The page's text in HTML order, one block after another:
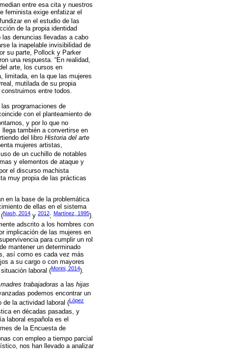
entre esa cita y nuestros
feminista exige enfatizar el
en el estudio de las
de la propia identidad
denuncias llevadas a cabo
la inapelable invisibilidad de
su parte, Pollock y Parker
una respuesta. “En realidad,
arte, los cursos en
limitada, en la que las mujeres
mutilada de su propia
entre todos.
programaciones de
con el planteamiento de
y por lo que no
también a convertirse en
del libro Historia del arte
mujeres artistas,
de un cuchillo de notables
y elementos de ataque y
el discurso machista
muy propia de las prácticas
en la base de la problemática
de ellas en el sistema
Nash, 2014 y 2012; Martínez, 1995).
adscrito a los hombres con
implicación de las mujeres en
para cumplir un rol
mantener un determinado
así como es cada vez más
a su cargo o con mayores
laboral (Morini, 2014).
madres trabajadoras a las hijas
podemos encontrar un
de la actividad laboral (López
en décadas pasadas, y
laboral española es el
de la Encuesta de
con empleo a tiempo parcial
nos han llevado a analizar